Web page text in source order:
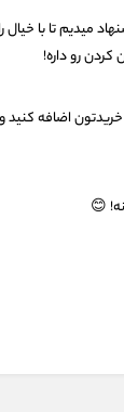
میدیم تا با خیال
کردن رو داره!
اضافه کنید
😊